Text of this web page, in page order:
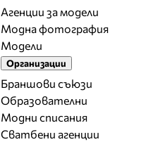
Агенции за модели
Модна фотография
Модели
Организации
Браншови съюзи
Образователни
Модни списания
Сватбени агенции